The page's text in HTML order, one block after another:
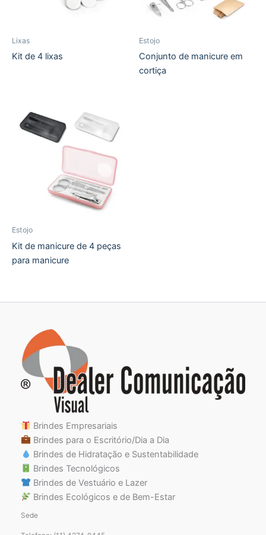
Lixas
Kit de 4 lixas
Estojo
Conjunto de manicure em
cortiça
Estojo
Kit de manicure de 4 peças
para manicure
Brindes Empresariais
Brindes para o Escritório/Dia a Dia
Brindes de Hidratação e Sustentabilidade
Brindes Tecnológicos
Brindes de Vestuário e Lazer
Brindes Ecológicos e de Bem-Estar
Sede